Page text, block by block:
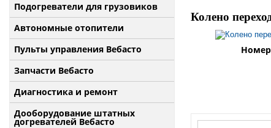
Подогреватели для грузовиков
Автономные отопители
Пульты управления Вебасто
Запчасти Вебасто
Диагностика и ремонт
Дооборудование штатных
догревателей Вебасто
Колено
Номер